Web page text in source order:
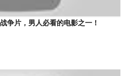
争片，男人必看的电影之一！